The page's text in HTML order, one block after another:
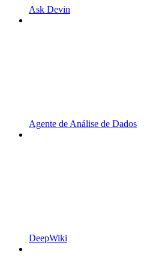
Ask Devin
Agente de Análise de Dados
DeepWiki